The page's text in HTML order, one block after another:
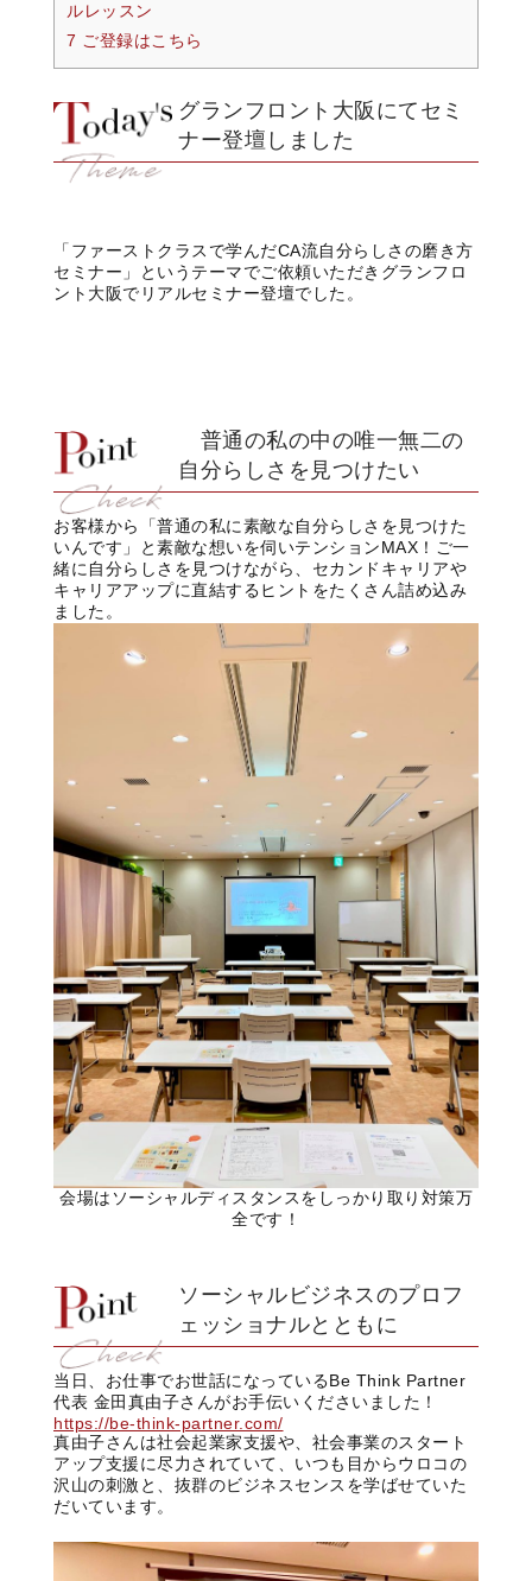
ルレッスン
7 ご登録はこちら
グランフロント大阪にてセミ
ナー登壇しました
「ファーストクラスで学んだCA流自分らしさの磨き方
セミナー」というテーマでご依頼いただきグランフロ
ント大阪でリアルセミナー登壇でした。
普通の私の中の唯一無二の
自分らしさを見つけたい
お客様から「普通の私に素敵な自分らしさを見つけた
いんです」と素敵な想いを伺いテンションMAX！ご一
緒に自分らしさを見つけながら、セカンドキャリアや
キャリアアップに直結するヒントをたくさん詰め込み
ました。
会場はソーシャルディスタンスをしっかり取り対策万
全です！
ソーシャルビジネスのプロフ
ェッショナルとともに
当日、お仕事でお世話になっているBe Think Partner
代表 金田真由子さんがお手伝いくださいました！
https://be-think-partner.com/
真由子さんは社会起業家支援や、社会事業のスタート
アップ支援に尽力されていて、いつも目からウロコの
沢山の刺激と、抜群のビジネスセンスを学ばせていた
だいています。